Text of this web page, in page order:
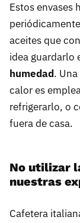
Estos envases
aceites que
idea guardarlo
humedad.
calor es
refrigerarlo, o
fuera de casa.
No utilizar
nuestras
Cafetera